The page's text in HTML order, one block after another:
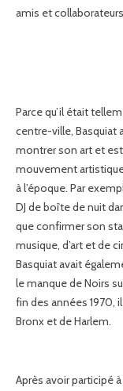
amis et
Parce qu’il était
centre-ville, Basquiat
montrer son art et
mouvement
à l’époque. Par
DJ de boîte de nuit
que confirmer son
musique, d’art et de
Basquiat avait
le manque de Noirs
fin des années 1970,
Bronx et de Harlem.
Après avoir participé